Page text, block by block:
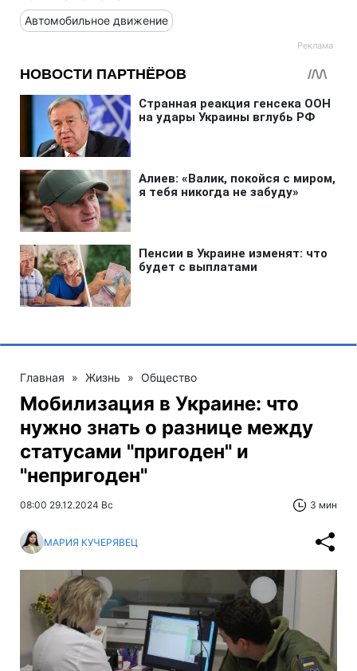
Автомобильное движение
Главная » Жизнь » Общество
Мобилизация в Украине: что
нужно знать о разнице между
статусами "пригоден" и
"непригоден"
08:00 29.12.2024 Вс 3 мин
МАРИЯ КУЧЕРЯВЕЦ